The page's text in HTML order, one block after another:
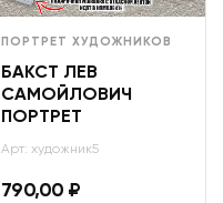
ПОРТРЕТ ХУДОЖНИКОВ
БАКСТ ЛЕВ
САМОЙЛОВИЧ
ПОРТРЕТ
Арт: художник5
790,00 ₽